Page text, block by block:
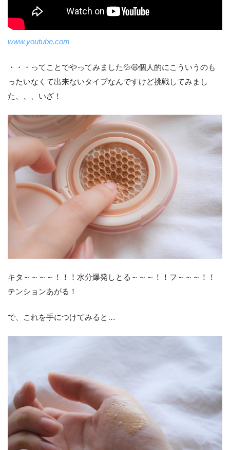
www.youtube.com
・・・ってことでやってみました💦😅個人的にこういうのも
ったいなくて出来ないタイプなんですけど挑戦してみまし
た、、、いざ！
キタ～～～～！！！水分爆発しとる～～～！！フ～～～！！
テンションあがる！
で、これを手につけてみると…